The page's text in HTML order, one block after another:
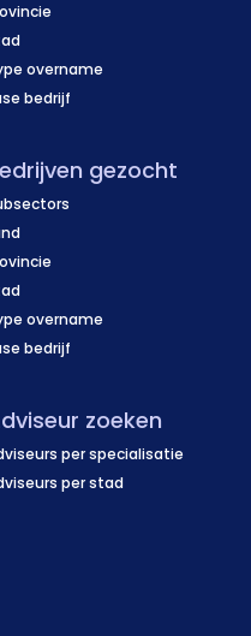
overname
bedrijf
gezocht
overname
bedrijf
zoeken
per specialisatie
per stad